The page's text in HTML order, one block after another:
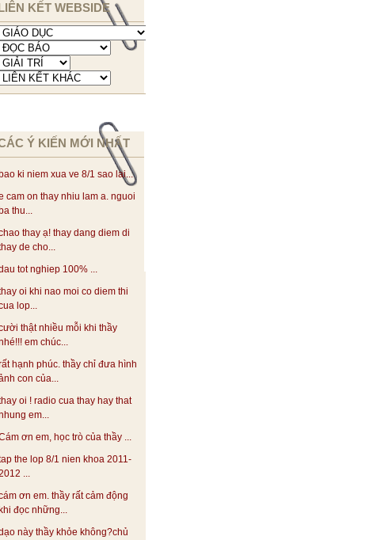
KẾT WEBSIDE
Ý KIẾN MỚI NHẤT
bao ki niem xua ve 8/1 sao lai...
cam on thay nhiu lam a. nguoi
ba thu...
thay ạ! thay dang diem di
de cho...
tot nghiep 100% ...
oi khi nao moi co diem thi
lop...
thật nhiều mỗi khi thầy
em chúc...
hạnh phúc. thầy chỉ đưa hình
con của...
oi ! radio cua thay hay that
em...
ơn em, học trò của thầy ...
the lop 8/1 nien khoa 2011-
...
ơn em. thầy rất cảm động
khi đọc những...
này thầy khỏe không?chủ